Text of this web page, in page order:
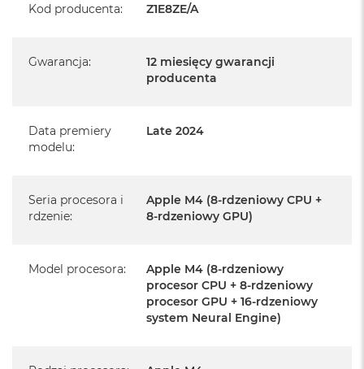
Realizowaną w każdym autoryzowanym punkcie
Szczegółowe informacje na ten temat uzyskają Państwo
Posiada fabryczne opakowanie
Posiada system operacyjny macOS w języku
Język polski wybieramy przy pierwszym uruchomieniu
urządzenia.
Kod producenta: Z1E8ZE/A
Gwarancja:
12 miesięcy gwarancji
producenta
Data premiery
modelu:
Late 2024
Seria procesora i
rdzenie:
Apple M4 (8-rdzeniowy CPU +
8-rdzeniowy GPU)
Model procesora:
Apple M4 (8-rdzeniowy
procesor CPU + 8-rdzeniowy
procesor GPU + 16-rdzeniowy
system Neural Engine)